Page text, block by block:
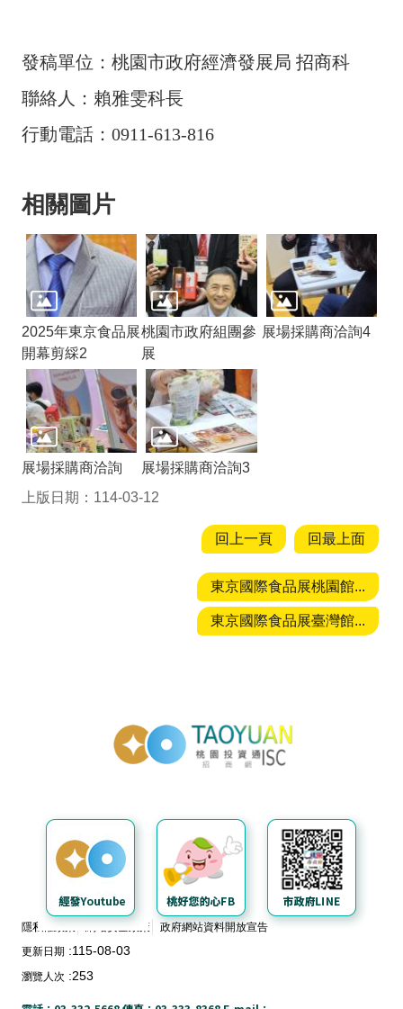
發稿單位：桃園市政府經濟發展局 招商科
聯絡人：賴雅雯科長
行動電話：0911-613-816
相關圖片
2025年東京食品展
開幕剪綵2
桃園市政府組團參
展
展場採購商洽詢4
展場採購商洽詢
展場採購商洽詢3
上版日期：114-03-12
回上一頁 回最上面
東京國際食品展桃園館...
東京國際食品展臺灣館...
隱私權政策 網站安全政策
政府網站資料開放宣告
更新日期
115-08-03
瀏覽人次 253
投資通招商網